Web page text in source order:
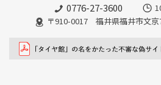
0776-27-3600
〒910-0017 福井県福井市文京